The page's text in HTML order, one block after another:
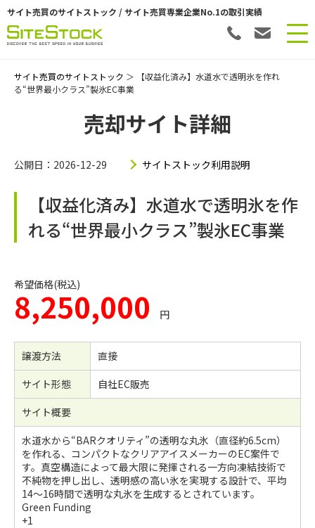
サイト売買のサイトストック / サイト売買専業企業No.1の取引実績
サイト売買のサイトストック ＞ 【収益化済み】水道水で透明氷を作れ
る“世界最小クラス”製氷EC事業
売却サイト詳細
公開日：2026-12-29 サイトストック利用説明
【収益化済み】水道水で透明氷を作
れる“世界最小クラス”製氷EC事業
希望価格(税込)
8,250,000 円
譲渡方法
直接
サイト形態
自社EC販売
サイト概要
水道水から“BARクオリティ”の透明な丸氷（直径約6.5cm）
を作れる、コンパクトなクリアアイスメーカーのEC案件で
す。真空構造によって最大限に発揮される一方向凍結技術で
不純物を押し出し、透明感の高い氷を実現する設計で、平均
14〜16時間で透明な丸氷を生成するとされています。
Green Funding
+1